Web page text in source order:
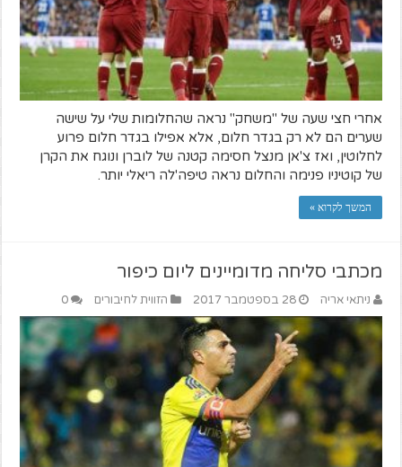
אחרי חצי שעה של "משחק" נראה שהחלומות שלי על שישה
שערים הם לא רק בגדר חלום, אלא אפילו בגדר חלום פרוע
לחלוטין, ואז צ'אן מנצל חסימה קטנה של לוברן ונוגח את הקרן
של קוטיניו פנימה והחלום נראה טיפה'לה ריאלי יותר.
המשך לקרוא »
מכתבי סליחה מדומיינים ליום כיפור
ניתאי אריה 28 בספטמבר 2017 הזווית לחיבורים 0